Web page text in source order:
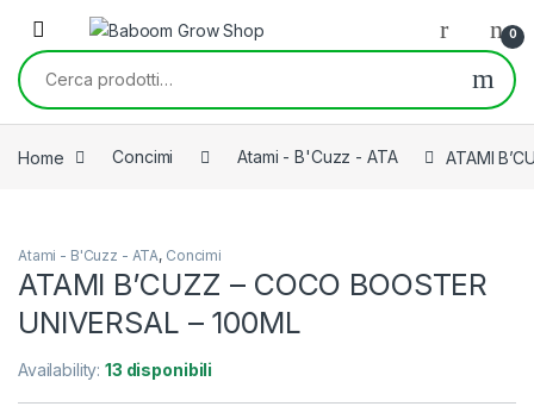
Skip to navigation
Skip to content
0
Cerca:
Home Concimi Atami - B'Cuzz - ATA ATAMI
Atami - B'Cuzz - ATA, Concimi
ATAMI B’CUZZ – COCO BOOSTER
UNIVERSAL – 100ML
Availability:13 disponibili